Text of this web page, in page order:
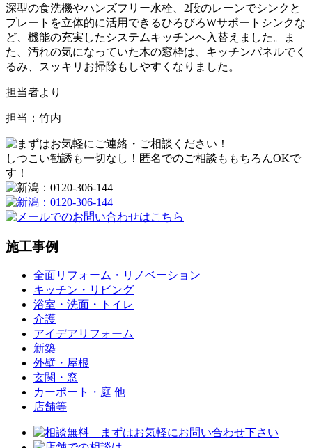
深型の食洗機やハンズフリー水栓、2段のレーンでシンクと
プレートを立体的に活用できるひろびろWサポートシンクな
ど、機能の充実したシステムキッチンへ入替えました。ま
た、汚れの気になっていた木の窓枠は、キッチンパネルでく
るみ、スッキリお掃除もしやすくなりました。
担当者より
担当：竹内
しつこい勧誘も一切なし！匿名でのご相談ももちろんOKで
す！
施工事例
全面リフォーム・リノベーション
キッチン・リビング
浴室・洗面・トイレ
介護
アイデアリフォーム
新築
外壁・屋根
玄関・窓
カーポート・庭 他
店舗等